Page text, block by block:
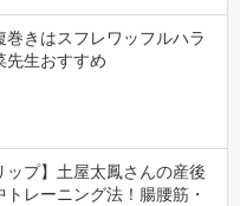
巻きはスフレワッフルハラ
先生おすすめ
ップ】土屋太鳳さんの産後
トレーニング法！腸腰筋・